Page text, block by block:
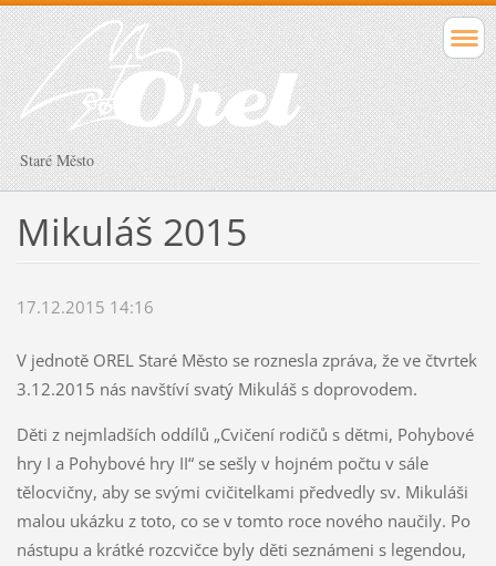
Staré Město
Mikuláš 2015
17.12.2015 14:16
V jednotě OREL Staré Město se roznesla zpráva, že ve čtvrtek
3.12.2015 nás navštíví svatý Mikuláš s doprovodem.
Děti z nejmladších oddílů „Cvičení rodičů s dětmi, Pohybové
hry I a Pohybové hry II“ se sešly v hojném počtu v sále
tělocvičny, aby se svými cvičitelkami předvedly sv. Mikuláši
malou ukázku z toto, co se v tomto roce nového naučily. Po
nástupu a krátké rozcvičce byly děti seznámeni s legendou,